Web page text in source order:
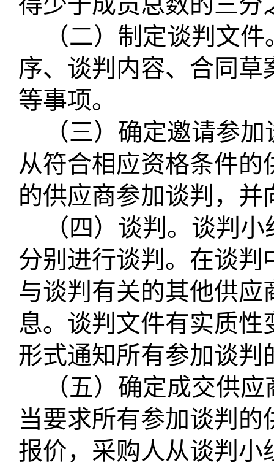
（二）制定谈判文
序、谈判内容、合同
等事项。
（三）确定邀请参
从符合相应资格条件
的供应商参加谈判，
（四）谈判。谈判
分别进行谈判。在谈
与谈判有关的其他供
息。谈判文件有实质
形式通知所有参加谈判
（五）确定成交供
当要求所有参加谈判
报价，采购人从谈判